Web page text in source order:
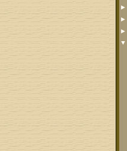
►
►
►
▼